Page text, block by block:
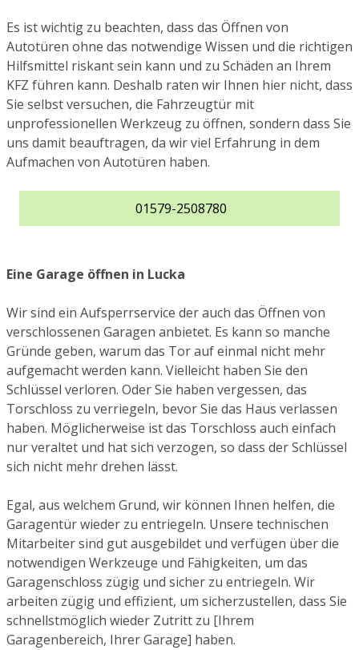
Es ist wichtig zu beachten, dass das Öffnen von
Autotüren ohne das notwendige Wissen und die richtigen
Hilfsmittel riskant sein kann und zu Schäden an Ihrem
KFZ führen kann. Deshalb raten wir Ihnen hier nicht, dass
Sie selbst versuchen, die Fahrzeugtür mit
unprofessionellen Werkzeug zu öffnen, sondern dass Sie
uns damit beauftragen, da wir viel Erfahrung in dem
Aufmachen von Autotüren haben.
01579-2508780
Eine Garage öffnen in Lucka
Wir sind ein Aufsperrservice der auch das Öffnen von
verschlossenen Garagen anbietet. Es kann so manche
Gründe geben, warum das Tor auf einmal nicht mehr
aufgemacht werden kann. Vielleicht haben Sie den
Schlüssel verloren. Oder Sie haben vergessen, das
Torschloss zu verriegeln, bevor Sie das Haus verlassen
haben. Möglicherweise ist das Torschloss auch einfach
nur veraltet und hat sich verzogen, so dass der Schlüssel
sich nicht mehr drehen lässt.
Egal, aus welchem Grund, wir können Ihnen helfen, die
Garagentür wieder zu entriegeln. Unsere technischen
Mitarbeiter sind gut ausgebildet und verfügen über die
notwendigen Werkzeuge und Fähigkeiten, um das
Garagenschloss zügig und sicher zu entriegeln. Wir
arbeiten zügig und effizient, um sicherzustellen, dass Sie
schnellstmöglich wieder Zutritt zu [Ihrem
Garagenbereich, Ihrer Garage] haben.